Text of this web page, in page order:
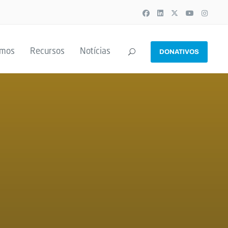
Recursos Notícias DONATIVOS